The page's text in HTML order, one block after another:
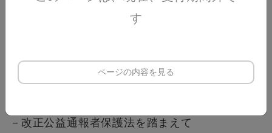
(2) 執行の仕組と執行状況
４. その他フリーランスと働く上で注意すべき
(1) フリーランスと労働基準法上の「労働
者」との違い
－改正公益通報者保護法を踏まえて
す
ページの内容を見る